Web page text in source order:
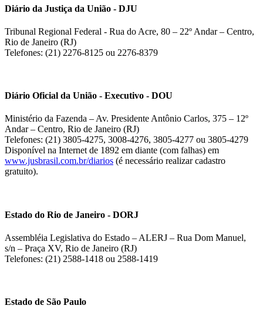
Diário da Justiça da União - DJU
Tribunal Regional Federal - Rua do Acre, 80 – 22º Andar – Centro,
Rio de Janeiro (RJ)
Telefones: (21) 2276-8125 ou 2276-8379
Diário Oficial da União - Executivo - DOU
Ministério da Fazenda – Av. Presidente Antônio Carlos, 375 – 12º
Andar – Centro, Rio de Janeiro (RJ)
Telefones: (21) 3805-4275, 3008-4276, 3805-4277 ou 3805-4279
Disponível na Internet de 1892 em diante (com falhas) em
www.jusbrasil.com.br/diarios (é necessário realizar cadastro
gratuito).
Estado do Rio de Janeiro - DORJ
Assembléia Legislativa do Estado – ALERJ – Rua Dom Manuel,
s/n – Praça XV, Rio de Janeiro (RJ)
Telefones: (21) 2588-1418 ou 2588-1419
Estado de São Paulo